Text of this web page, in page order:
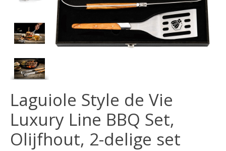
Laguiole Style de Vie
Luxury Line BBQ Set,
Olijfhout, 2-delige set